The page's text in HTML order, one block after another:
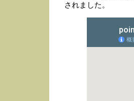
されました。